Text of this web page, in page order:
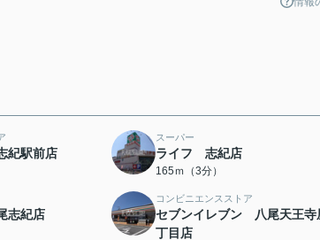
紀駅前店
スーパー
ライフ 志紀店
165ｍ（3分）
志紀店
コンビニエンスストア
セブンイレブン 八尾天王寺
丁目店